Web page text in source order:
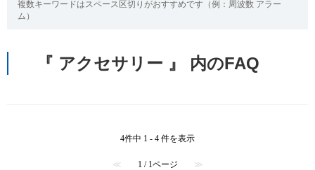
複数キーワードはスペース区切りがおすすめです（例：周波数 アラー
ム）
『 アクセサリー 』 内のFAQ
4件中 1 - 4 件を表示
≪ 1 / 1ページ ≫